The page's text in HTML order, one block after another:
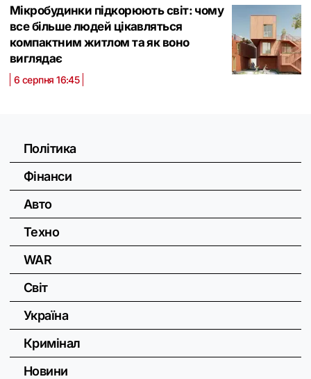
Мікробудинки підкорюють світ: чому
все більше людей цікавляться
компактним житлом та як воно
виглядає
6 серпня 16:45
Політика
Фінанси
Авто
Техно
WAR
Світ
Україна
Кримінал
Новини